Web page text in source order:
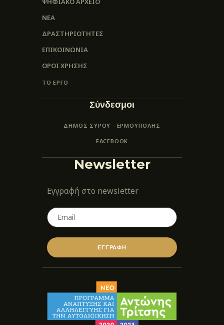
ΝΕΑ
ΔΡΑΣΤΗΡΙΟΤΗΤΕΣ
ΕΠΙΚΟΙΝΩΝΊΑ
ΌΡΟΙ ΧΡΉΣΗΣ
ΤΟ ΕΡΓΟ
Σύνδεσμοι
ΔΗΜΟΣ ΣΥΡΟΥ - ΕΡΜΟΎΠΟΛΗΣ
FACEBOOK
Newsletter
Εγγραφή στο newsletter
ΕΓΓΡΑΦΗ